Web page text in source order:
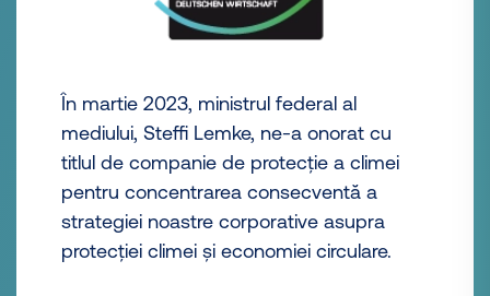
În martie 2023, ministrul federal al
mediului, Steffi Lemke, ne-a onorat cu
titlul de companie de protecție a climei
pentru concentrarea consecventă a
strategiei noastre corporative asupra
protecției climei și economiei circulare.